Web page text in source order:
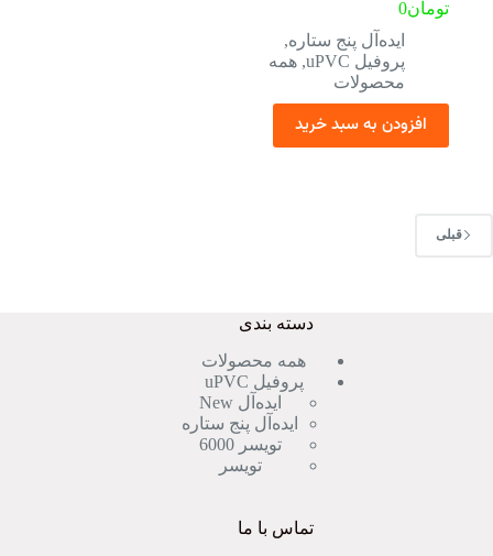
تومان0
ایده‌آل پنج ستاره,
پروفیل uPVC
, همه
محصولات
افزودن به سبد خرید
قبلی
دسته بندی
همه محصولات
پروفیل uPVC
ایده‌آل New
ایده‌آل پنج ستاره
تویسر 6000
تویسر
تماس با ما